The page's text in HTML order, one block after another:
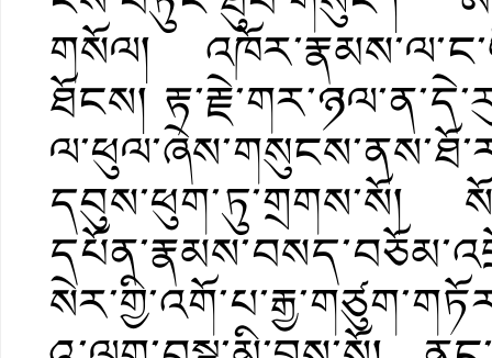
གསོལ།
ཐོངས།
དབུས་ཕུག་ཏུ་གྲགས་སོ།